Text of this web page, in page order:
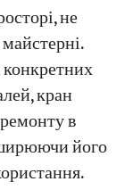
не
кран
в
його